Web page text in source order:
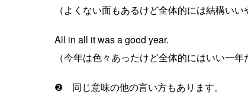
（よくない面もあるけど全体的には結構いい
All in all it was a good year.
（今年は色々あったけど全体的にはいい一年
❷ 同じ意味の他の言い方もあります。